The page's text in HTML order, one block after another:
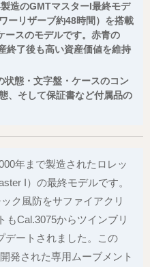
造のGMTマスターI最終モデ
ーリザーブ約48時間）を搭載
ースのモデルです。赤青の
終了後も高い資産価値を維持
状態・文字盤・ケースのコン
、そして保証書など付属品の
年まで製造されたロレッ
I）の最終モデルです。
ク風防をサファイアクリ
もCal.3075からツインブリ
デートされました。この
発された専用ムーブメント